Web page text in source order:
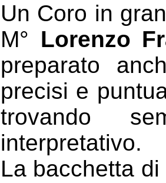
Un Coro in
M° Lorenzo
preparato
precisi e
trovando
interpretativo.
La bacchetta di